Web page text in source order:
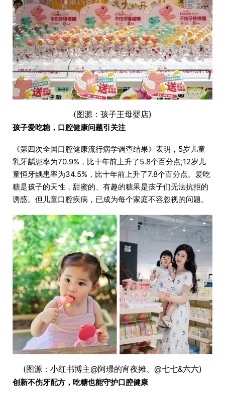
(图源：孩子王母婴店)
孩子爱吃糖，口腔健康问题引关注
《第四次全国口腔健康流行病学调查结果》表明，5岁儿童
乳牙龋患率为70.9%，比十年前上升了5.8个百分点;12岁儿
童恒牙龋患率为34.5%，比十年前上升了7.8个百分点。爱吃
糖是孩子的天性，甜蜜的、有趣的糖果是孩子们无法抗拒的
诱惑。但儿童口腔疾病，已成为每个家庭不容忽视的问题。
(图源：小红书博主@阿璟的宵夜摊、@七七&六六)
创新不伤牙配方，吃糖也能守护口腔健康